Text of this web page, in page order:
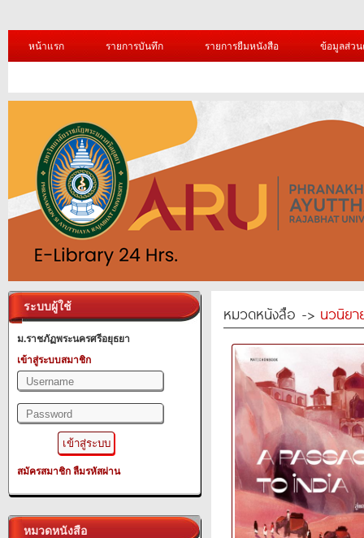
หน้าแรก รายการบันทึก รายการยืมหนังสือ ข้อมูลส่ว
ระบบผู้ใช้
ม.ราชภัฏพระนครศรีอยุธยา
เข้าสู่ระบบสมาชิก
สมัครสมาชิก ลืมรหัสผ่าน
หมวดหนังสือ
หมวดหนังสือ -> นวนิยา